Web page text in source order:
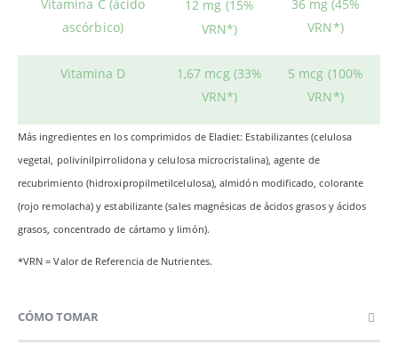
Vitamina C (ácido
ascórbico)
12 mg (15%
VRN*)
36 mg (45%
VRN*)
Vitamina D
1,67 mcg (33%
VRN*)
5 mcg (100%
VRN*)
Más ingredientes en los comprimidos de Eladiet: Estabilizantes (celulosa
vegetal, polivinilpirrolidona y celulosa microcristalina), agente de
recubrimiento (hidroxipropilmetilcelulosa), almidón modificado, colorante
(rojo remolacha) y estabilizante (sales magnésicas de ácidos grasos y ácidos
grasos, concentrado de cártamo y limón).
*VRN = Valor de Referencia de Nutrientes.
CÓMO TOMAR